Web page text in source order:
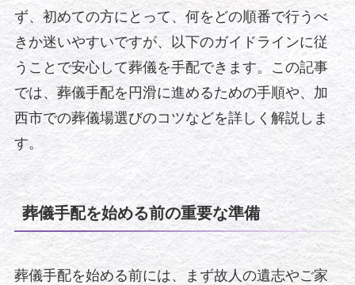
ず、初めての方にとって、何をどの順番で行うべ
きか迷いやすいですが、以下のガイドラインに従
うことで安心して葬儀を手配できます。この記事
では、葬儀手配を円滑に進めるための手順や、加
西市での葬儀場選びのコツなどを詳しく解説しま
す。
葬儀手配を始める前の重要な準備
葬儀手配を始める前には、まず故人の遺志やご家